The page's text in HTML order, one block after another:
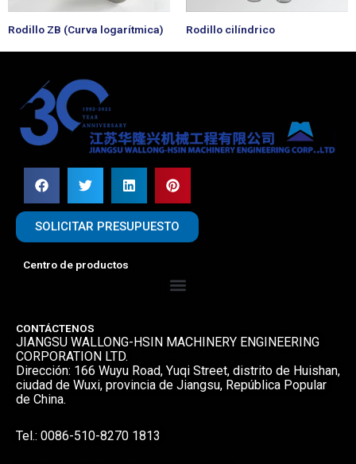
Rodillo ZB (Curva logarítmica) Rodillo cilíndrico
SOLICITAR PRESUPUESTO
Centro de productos
Menú
CONTÁCTENOS
JIANGSU WALLONG-HSIN MACHINERY ENGINEERING
CORPORATION LTD.
Dirección: 166 Wuyu Road, Yuqi Street, distrito de Huishan,
ciudad de Wuxi, provincia de Jiangsu, República Popular
de China.
Tel.: 0086-510-8270 1813